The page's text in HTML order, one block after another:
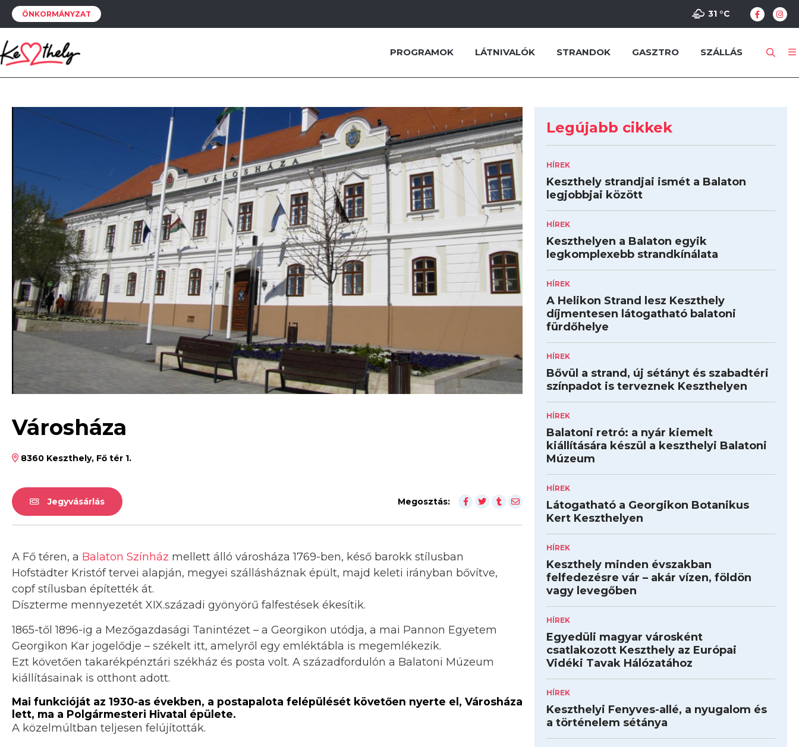
ÖNKORMÁNYZAT 31 °C
PROGRAMOK LÁTNIVALÓK STRANDOK GASZTRO SZÁLLÁS
Városháza
8360 Keszthely, Fő tér 1.
Jegyvásárlás Megosztás:
A Fő téren, a Balaton Színház mellett álló városháza 1769-ben, késő barokk stílusban
Hofstädter Kristóf tervei alapján, megyei szállásháznak épült, majd keleti irányban bővítve,
copf stílusban építették át.
Díszterme mennyezetét XIX.századi gyönyörű falfestések ékesítik.
1865-től 1896-ig a Mezőgazdasági Tanintézet – a Georgikon utódja, a mai Pannon Egyetem
Georgikon Kar jogelődje – székelt itt, amelyről egy emléktábla is megemlékezik.
Ezt követően takarékpénztári székház és posta volt. A századfordulón a Balatoni Múzeum
kiállításainak is otthont adott.
Mai funkcióját az 1930-as években, a postapalota felépülését követően nyerte el, Városháza
lett, ma a Polgármesteri Hivatal épülete.
A közelmúltban teljesen felújították.
Legújabb cikkek
HÍREK
Keszthely strandjai ismét a Balaton
legjobbjai között
HÍREK
Keszthelyen a Balaton egyik
legkomplexebb strandkínálata
HÍREK
A Helikon Strand lesz Keszthely
díjmentesen látogatható balatoni
fürdőhelye
HÍREK
Bővül a strand, új sétányt és szabadtéri
színpadot is terveznek Keszthelyen
HÍREK
Balatoni retró: a nyár kiemelt
kiállítására készül a keszthelyi Balatoni
Múzeum
HÍREK
Látogatható a Georgikon Botanikus
Kert Keszthelyen
HÍREK
Keszthely minden évszakban
felfedezésre vár – akár vízen, földön
vagy levegőben
HÍREK
Egyedüli magyar városként
csatlakozott Keszthely az Európai
Vidéki Tavak Hálózatához
HÍREK
Keszthelyi Fenyves-allé, a nyugalom és
a történelem sétánya